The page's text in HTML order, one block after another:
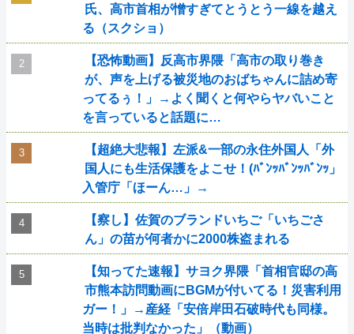
氏、高市首相が憎すぎてとうとう一線を越え
る（スクショ）
【恐怖動画】反高市界隈「高市の取り巻き
が、声を上げる被災地のおばちゃんに詰め寄
ってるぅ！」→よく聞くと何やらヤバいこと
を言っていると話題に…
【超絶大悲報】左派&一部の永住外国人「外
国人にも生活保護をよこせ！(ﾊﾞﾝｯﾊﾞﾝｯﾊﾞﾝｯ」
入管庁「ほーん…」→
【察し】佐賀のブランドいちご「いちごさ
ん」の苗が何者かに2000株盗まれる
【知ってた速報】サヨク界隈「首相官邸の高
市熊本訪問動画にBGMが付いてる！災害利用
ガー！」→産経「安倍岸田石破時代も同様。
当時は批判なかった」（動画）